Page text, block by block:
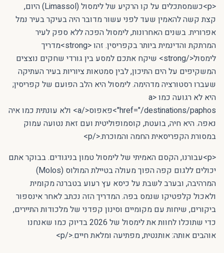
<p>כשמסתכלים על קו הרקיע של לימסול (Limassol) היום,
קצת קשה להאמין שעד לפני עשור מדובר היה בעיקר בעיר נמל
אפרורית. בשנים האחרונות, לימסול הפכה ללא ספק לעיר
המרתקת והדינמית ביותר בקפריסין. זהו <strong>מדריך
לימסול</strong> שיקח אתכם למסע בין גורדי שחקים נוצצים
המשקיפים על הים התיכון, לבין סמטאות ציוריות בעיר העתיקה
שעברו רסטורציה מדהימה. לימסול היא הלב הפועם של קפריסין;
היא לא רגועה כמו <a
href="/destinations/paphos">פאפוס</a> ולא עונתית כמו איה
נאפה. היא חיה, בועטת, קוסמופוליטית ועם זאת נטועה עמוק
במסורת הקפריסאית החמה והמוכרת.</p>
<p>עבורנו, הקסם האמיתי של לימסול טמון בניגודים. בבוקר אתם
יכולים ללגום קפה הפוך מעולה בטיילת המולוס (Molos)
המרהיבה, ובערב לשבת על כיסא עץ רעוע בטברנה מקומית
ולאכול קלפטיקו שנמס בפה. המדריך הזה נכתב לאחר אינספור
ביקורים, שיחות עם מקומיים וסינון קפדני של מלכודות התיירים,
כדי שתוכלו לחוות את לימסול של 2026 בדיוק כמו שאנחנו
אוהבים אותה: אותנטית, מפתיעה ומלאת חיים.</p>